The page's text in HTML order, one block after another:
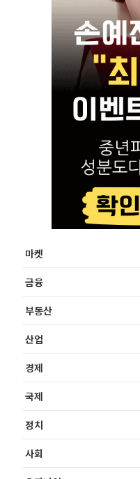
마켓
금융
부동산
산업
경제
국제
정치
사회